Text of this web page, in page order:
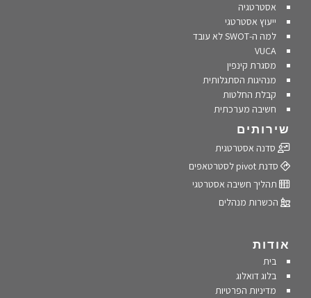
אסטרטגיה
ייעוץ אסטרטגי
למה ה-SWOT לא עובד
VUCA
מסגרת קינפין
מנהיגות הסתגלותית
קבלת החלטות
חשיבה מערכתית
שירותים
סדנה אסטרטגית
סדנת pivot לסטרטאפים
תהליך חשיבה אסטרטגי
הכשרות מנהלים
אודות
בית
בלוג דואלוג
מדיניות הפרטיות